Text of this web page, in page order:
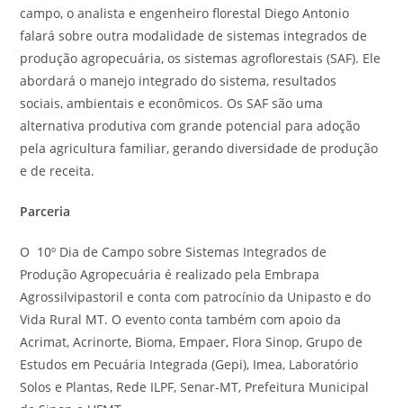
campo, o analista e engenheiro florestal Diego Antonio
falará sobre outra modalidade de sistemas integrados de
produção agropecuária, os sistemas agroflorestais (SAF). Ele
abordará o manejo integrado do sistema, resultados
sociais, ambientais e econômicos. Os SAF são uma
alternativa produtiva com grande potencial para adoção
pela agricultura familiar, gerando diversidade de produção
e de receita.
Parceria
O 10º Dia de Campo sobre Sistemas Integrados de
Produção Agropecuária é realizado pela Embrapa
Agrossilvipastoril e conta com patrocínio da Unipasto e do
Vida Rural MT. O evento conta também com apoio da
Acrimat, Acrinorte, Bioma, Empaer, Flora Sinop, Grupo de
Estudos em Pecuária Integrada (Gepi), Imea, Laboratório
Solos e Plantas, Rede ILPF, Senar-MT, Prefeitura Municipal